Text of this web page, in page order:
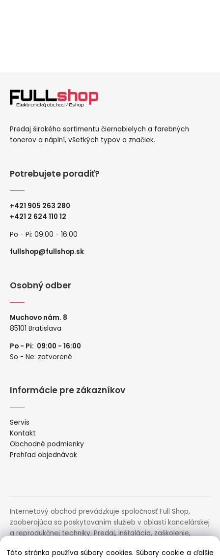
Predaj širokého sortimentu čiernobielych a farebných
tonerov a náplní, všetkých typov a značiek.
Potrebujete poradiť?
+421 905 263 280
+421 2 624 110 12
Po - Pi: 09:00 - 16:00
fullshop@fullshop.sk
Osobný odber
Muchovo nám. 8
85101 Bratislava
Po - Pi: 09:00 - 16:00
So - Ne: zatvorené
Informácie pre zákazníkov
Servis
Kontakt
Obchodné podmienky
Prehľad objednávok
Internetový obchod prevádzkuje spoločnosť Full Shop,
zaoberajúca sa poskytovaním služieb v oblasti kancelárskej
a reprodukčnej techniky. Predaj, inštalácia, zaškolenie,
zariadení.
Táto stránka používa súbory cookies. Súbory cookie a ďalšie